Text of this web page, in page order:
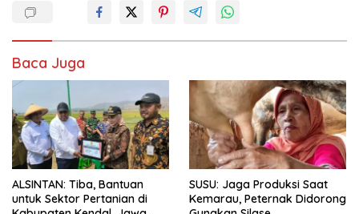
Baca Juga
ALSINTAN: Tiba, Bantuan
untuk Sektor Pertanian di
SUSU: Jaga Produksi Saat
Kemarau, Peternak Didorong